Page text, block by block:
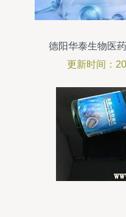
德阳华泰生物医
更新时间：